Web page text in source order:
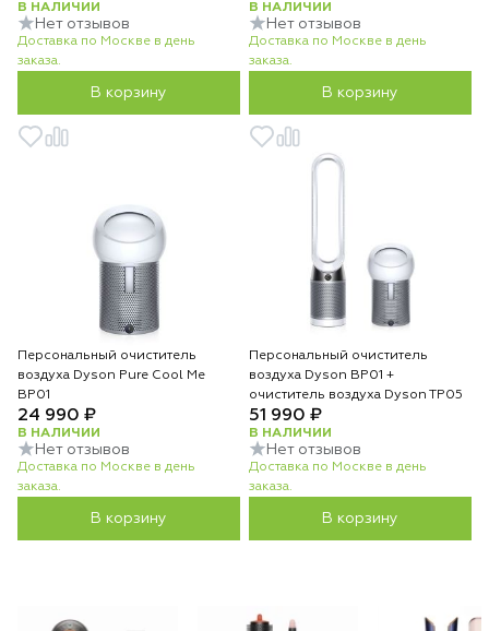
В НАЛИЧИИ
Нет отзывов
Доставка по Москве в день
заказа.
В корзину
В НАЛИЧИИ
Нет отзывов
Доставка по Москве в день
заказа.
В корзину
Персональный очиститель
воздуха Dyson Pure Cool Me
BP01
24 990 ₽
В НАЛИЧИИ
Нет отзывов
Доставка по Москве в день
заказа.
В корзину
Персональный очиститель
воздуха Dyson BP01 +
очиститель воздуха Dyson TP05
51 990 ₽
В НАЛИЧИИ
Нет отзывов
Доставка по Москве в день
заказа.
В корзину